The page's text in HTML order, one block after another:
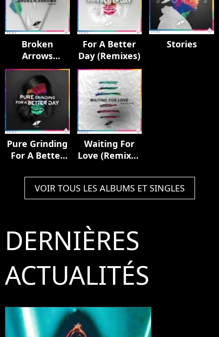
Broken
Arrows
(Remixes)
For A Better
Day (Remixes)
Stories
Pure Grinding
For A Better
Waiting For
Love (Remixes
VOIR TOUS LES ALBUMS ET SINGLES
DERNIÈRES
ACTUALITÉS